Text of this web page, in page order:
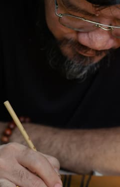
Tranh tặng sếp cao cấp
treo phòng thờ Tranh treo